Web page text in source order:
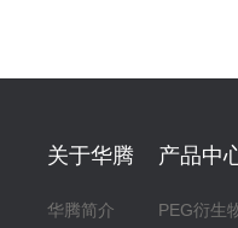
关于华腾
华腾简介
产品中
PEG衍生